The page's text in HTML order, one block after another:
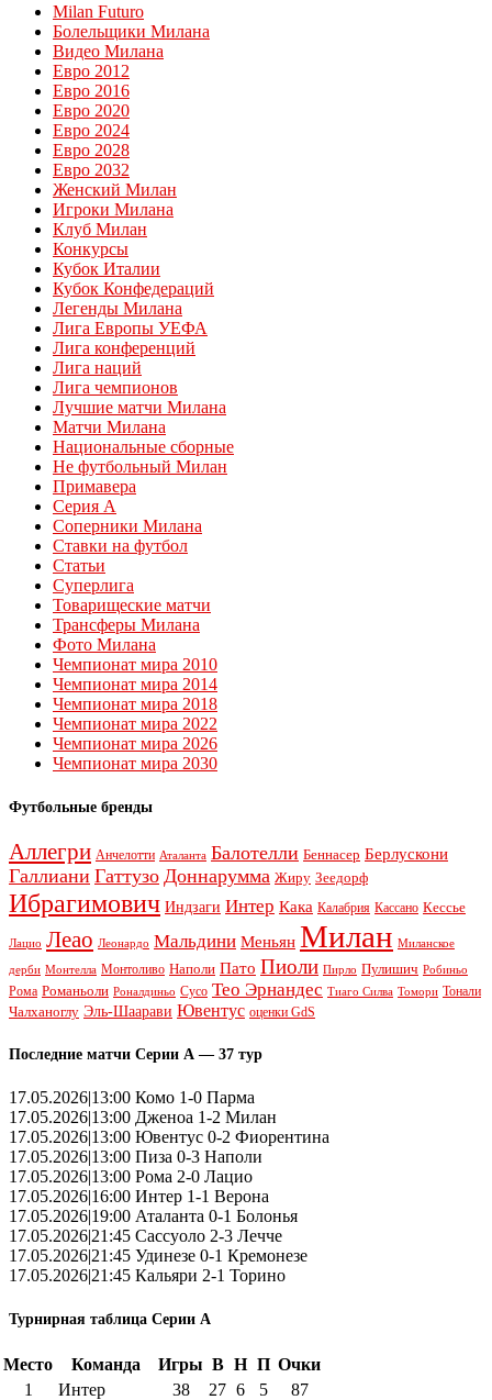
Milan Futuro
Болельщики Милана
Видео Милана
Евро 2012
Евро 2016
Евро 2020
Евро 2024
Евро 2028
Евро 2032
Женский Милан
Игроки Милана
Клуб Милан
Конкурсы
Кубок Италии
Кубок Конфедераций
Легенды Милана
Лига Европы УЕФА
Лига конференций
Лига наций
Лига чемпионов
Лучшие матчи Милана
Матчи Милана
Национальные сборные
Не футбольный Милан
Примавера
Серия А
Соперники Милана
Ставки на футбол
Статьи
Суперлига
Товарищеские матчи
Трансферы Милана
Фото Милана
Чемпионат мира 2010
Чемпионат мира 2014
Чемпионат мира 2018
Чемпионат мира 2022
Чемпионат мира 2026
Чемпионат мира 2030
Футбольные бренды
Аллегри Анчелотти Аталанта Балотелли Беннасер Берлускони
Галлиани Гаттузо Доннарумма Жиру Зеедорф
Ибрагимович Индзаги Интер Кака Калабрия Кассано Кессье
Лацио Леао Леонардо Мальдини Меньян Милан Миланское
дерби Монтелла Монтоливо Наполи Пато Пиоли Пирло Пулишич Робиньо
Рома Романьоли Роналдиньо Сусо Тео Эрнандес Тиаго Силва Томори Тонали
Чалханоглу Эль-Шаарави Ювентус оценки GdS
Последние матчи Серии А — 37 тур
17.05.2026|13:00 Комо 1-0 Парма
17.05.2026|13:00 Дженоа 1-2 Милан
17.05.2026|13:00 Ювентус 0-2 Фиорентина
17.05.2026|13:00 Пиза 0-3 Наполи
17.05.2026|13:00 Рома 2-0 Лацио
17.05.2026|16:00 Интер 1-1 Верона
17.05.2026|19:00 Аталанта 0-1 Болонья
17.05.2026|21:45 Сассуоло 2-3 Лечче
17.05.2026|21:45 Удинезе 0-1 Кремонезе
17.05.2026|21:45 Кальяри 2-1 Торино
Турнирная таблица Серии А
Место Команда Игры В Н П Очки
1
Интер 38 27 6 5
87